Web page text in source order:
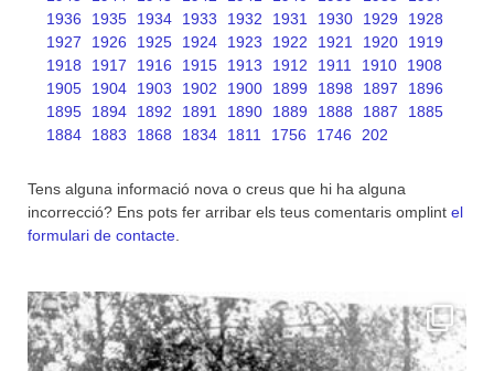
1936
1935 1934 1933 1932 1931 1930 1929
1928
1927
1926 1925 1924 1923 1922 1921 1920
1919
1918
1917 1916 1915 1913 1912 1911 1910
1908
1905
1904 1903 1902 1900 1899 1898 1897
1896
1895
1894 1892 1891 1890 1889 1888 1887
1885
1884
1883 1868 1834 1811 1756 1746 202
Tens alguna informació nova o creus que hi ha alguna
incorrecció? Ens pots fer arribar els teus comentaris omplint el
formulari de contacte